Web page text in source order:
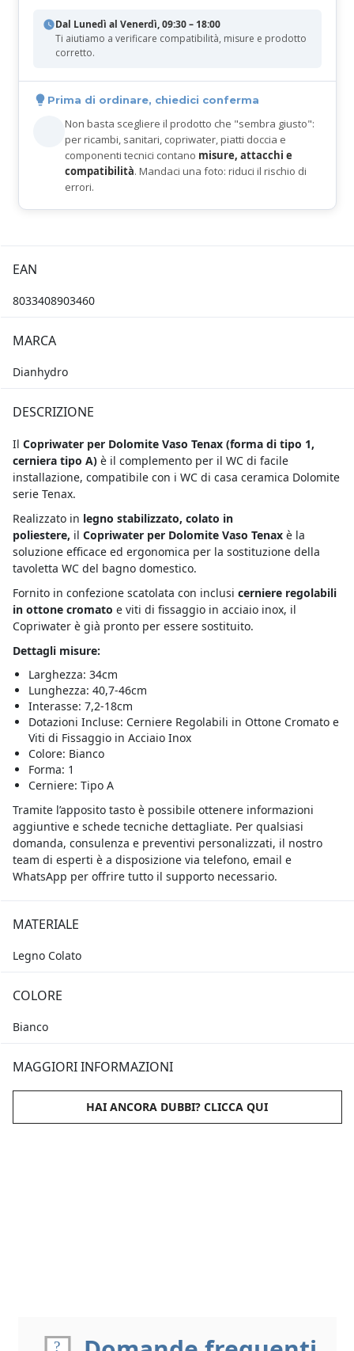
Dal Lunedì al Venerdì, 09:30 – 18:00
Ti aiutiamo a verificare compatibilità, misure e prodotto
corretto.
Prima di ordinare, chiedici conferma
Non basta scegliere il prodotto che "sembra giusto":
per ricambi, sanitari, copriwater, piatti doccia e
componenti tecnici contano misure, attacchi e
compatibilità. Mandaci una foto: riduci il rischio di
errori.
EAN
8033408903460
MARCA
Dianhydro
DESCRIZIONE
Il Copriwater per Dolomite Vaso Tenax(forma di tipo 1,
cerniera tipo A) è il complemento per il WC di facile
installazione, compatibile con i WC di casa ceramica Dolomite
serie Tenax.
Realizzato in legno stabilizzato, colato in
poliestere, il Copriwater per Dolomite Vaso Tenaxè la
soluzione efficace ed ergonomica per la sostituzione della
tavoletta WC del bagno domestico.
Fornito in confezione scatolata con inclusi cerniere regolabili
in ottone cromato e viti di fissaggio in acciaio inox, il
Copriwater è già pronto per essere sostituito.
Dettagli misure:
Larghezza: 34cm
Lunghezza: 40,7-46cm
Interasse: 7,2-18cm
Dotazioni Incluse: Cerniere Regolabili in Ottone Cromato e
Viti di Fissaggio in Acciaio Inox
Colore: Bianco
Forma: 1
Cerniere: Tipo A
Tramite l’apposito tasto è possibile ottenere informazioni
aggiuntive e schede tecniche dettagliate. Per qualsiasi
domanda, consulenza e preventivi personalizzati, il nostro
team di esperti è a disposizione via telefono, email e
WhatsApp per offrire tutto il supporto necessario.
MATERIALE
Legno Colato
COLORE
Bianco
MAGGIORI INFORMAZIONI
HAI ANCORA DUBBI? CLICCA QUI